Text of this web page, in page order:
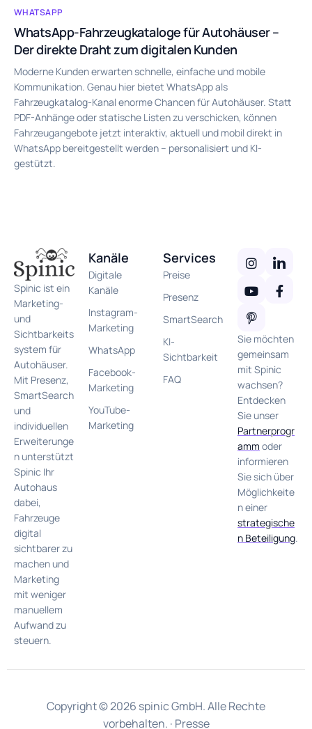
WHATSAPP
WhatsApp-Fahrzeugkataloge für Autohäuser –
Der direkte Draht zum digitalen Kunden
Moderne Kunden erwarten schnelle, einfache und mobile
Kommunikation. Genau hier bietet WhatsApp als
Fahrzeugkatalog-Kanal enorme Chancen für Autohäuser. Statt
PDF-Anhänge oder statische Listen zu verschicken, können
Fahrzeugangebote jetzt interaktiv, aktuell und mobil direkt in
WhatsApp bereitgestellt werden – personalisiert und KI-
gestützt.
Spinic ist ein
Marketing-
und
Sichtbarkeits
system für
Autohäuser.
Mit Presenz,
SmartSearch
und
individuellen
Erweiterunge
n unterstützt
Spinic Ihr
Autohaus
dabei,
Fahrzeuge
digital
sichtbarer zu
machen und
Marketing
mit weniger
manuellem
Aufwand zu
steuern.
Kanäle
Digitale
Kanäle
Instagram-
Marketing
WhatsApp
Facebook-
Marketing
YouTube-
Marketing
Services
Preise
Presenz
SmartSearch
KI-
Sichtbarkeit
FAQ
Sie möchten
gemeinsam
mit Spinic
wachsen?
Entdecken
Sie unser
Partnerprogr
amm oder
informieren
Sie sich über
Möglichkeite
n einer
strategische
n Beteiligung.
Copyright © 2026 spinic GmbH. Alle Rechte
vorbehalten. · Presse